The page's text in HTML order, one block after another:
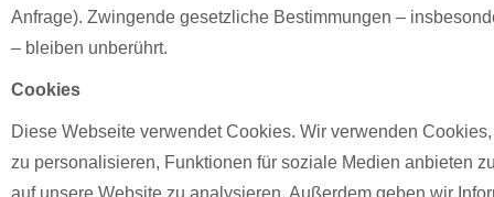
Anfrage). Zwingende gesetzliche Bestimmungen –
– bleiben unberührt.
Cookies
Diese Webseite verwendet Cookies. Wir verwenden
zu personalisieren, Funktionen für soziale Medien anbieten
auf unsere Website zu analysieren. Außerdem geben wir